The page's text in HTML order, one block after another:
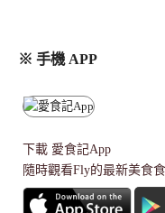
※ 手機 APP
下載 愛食記App
隨時觀看Fly的最新美食